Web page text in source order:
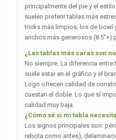
principalmente del pie y el
suelen preferir tablas más
tricks más limpios; los de bowl
anchos más generosos (8.5″+)
¿Las tablas más caras son
No siempre. La diferencia entre
suele estar en el gráfico y el
Logo ofrecen calidad de
cuestan el doble. Lo que sí
calidad muy baja.
¿Cómo sé si mi tabla
Los signos principales son:
rebota como antes),